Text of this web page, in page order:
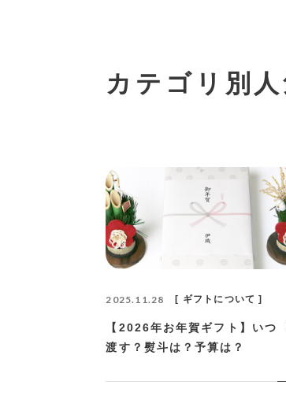
カテゴリ別
2025.11.28 ギフトについて
【2026年お年賀ギフト】いつ
渡す？熨斗は？予算は？